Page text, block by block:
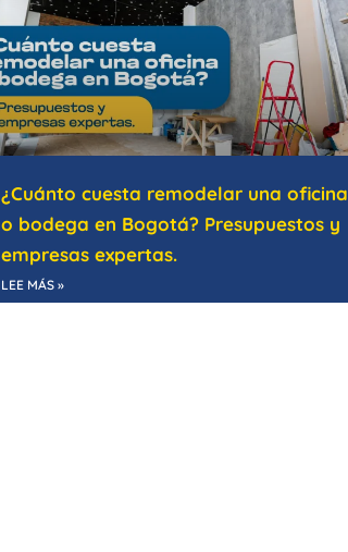
¿Cuánto cuesta remodelar una oficina
o bodega en Bogotá? Presupuestos y
empresas expertas.
LEE MÁS »